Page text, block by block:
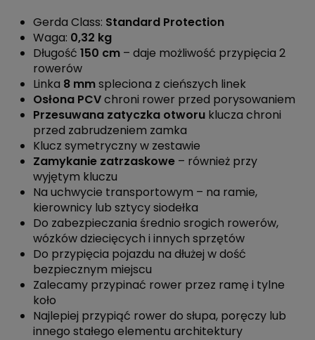
Gerda Class: Standard Protection
Waga: 0,32 kg
Długość 150 cm – daje możliwość przypięcia 2
rowerów
Linka 8 mmspleciona z cieńszych linek
Osłona PCVchroni rower przed porysowaniem
Przesuwana zatyczka otworu klucza chroni
przed zabrudzeniem zamka
Klucz symetryczny w zestawie
Zamykanie zatrzaskowe – również przy
wyjętym kluczu
Na uchwycie transportowym – na ramie,
kierownicy lub sztycy siodełka
Do zabezpieczania średnio srogich rowerów,
wózków dziecięcych i innych sprzętów
Do przypięcia pojazdu na dłużej w dość
bezpiecznym miejscu
Zalecamy przypinać rower przez ramę i tylne
koło
Najlepiej przypiąć rower do słupa, poręczy lub
innego stałego elementu architektury